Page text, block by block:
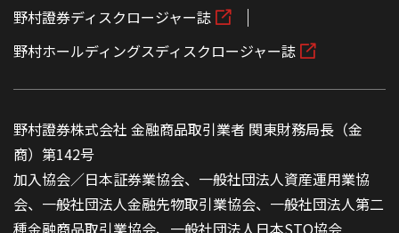
野村證券ディスクロージャー誌
野村ホールディングスディスクロージャー誌
野村證券株式会社 金融商品取引業者 関東財務局長（金
商）第142号
加入協会／日本証券業協会、一般社団法人資産運用業協
会、一般社団法人金融先物取引業協会、一般社団法人第二